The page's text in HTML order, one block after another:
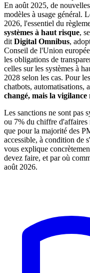
En août 2025, de
modèles à usage général.
2026, l'essentiel du
systèmes à haut risque,
dit Digital Omnibus,
Conseil de l'Union
les obligations de
celles sur les systèmes à
2028 selon les cas. Pour
chatbots, automatisations,
changé, mais la vigilance
Les sanctions ne sont pas
ou 7% du chiffre
que pour la majorité des
accessible, à condition de
vous explique
devez faire, et par où
août 2026.